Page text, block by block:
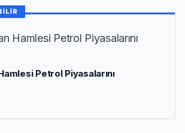
Petrol Piyasalarını